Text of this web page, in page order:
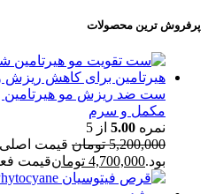
پرفروش ترین محصولات
ست ضد ریزش مو هیرتامین
مکمل و سرم
نمره 5.00 از 5
5,200,000 تومان
بود.4,700,000 تومانقیمت فعلی: